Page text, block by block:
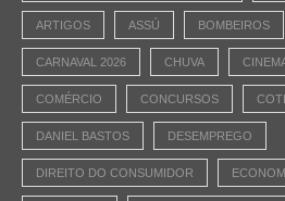
ARTIGOS ASSÚ BOMBEIROS
CARNAVAL 2026 CHUVA
COMÉRCIO CONCURSOS
DANIEL BASTOS DESEMPREGO
DIREITO DO CONSUMIDOR